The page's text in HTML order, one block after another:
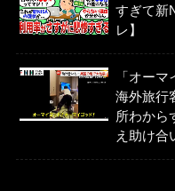
すぎて新
レ】
「オー
海外旅
所わか
え助け合